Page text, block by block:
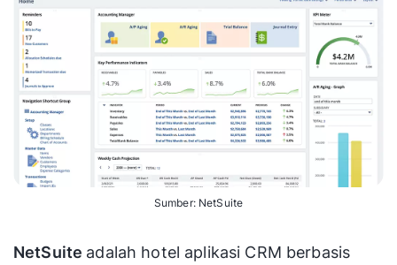
Sumber: NetSuite
NetSuite adalah hotel aplikasi CRM berbasis